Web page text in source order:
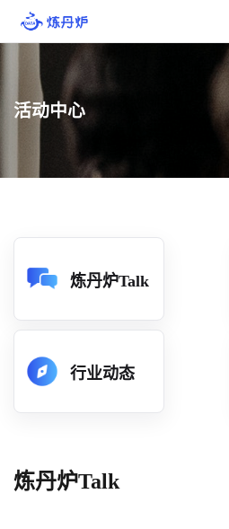
产品介绍
品牌数据
店铺数据
分析
数据中心
活动中心
炼丹炉Talk
行业动态
炼丹炉Talk